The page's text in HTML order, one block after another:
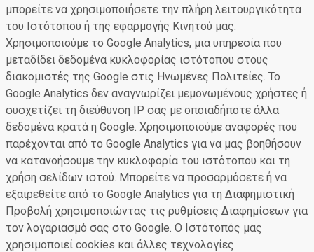
μπορείτε να χρησιμοποιήσετε την πλήρη λειτουργικότητα
του Ιστότοπου ή της εφαρμογής Κινητού μας.
Χρησιμοποιούμε το Google Analytics, μια υπηρεσία που
μεταδίδει δεδομένα κυκλοφορίας ιστότοπου στους
διακομιστές της Google στις Ηνωμένες Πολιτείες. Το
Google Analytics δεν αναγνωρίζει μεμονωμένους χρήστες ή
συσχετίζει τη διεύθυνση IP σας με οποιαδήποτε άλλα
δεδομένα κρατά η Google. Χρησιμοποιούμε αναφορές που
παρέχονται από το Google Analytics για να μας βοηθήσουν
να κατανοήσουμε την κυκλοφορία του ιστότοπου και τη
χρήση σελίδων ιστού. Μπορείτε να προσαρμόσετε ή να
εξαιρεθείτε από το Google Analytics για τη Διαφημιστική
Προβολή χρησιμοποιώντας τις ρυθμίσεις Διαφημίσεων για
τον λογαριασμό σας στο Google. Ο Ιστότοπός μας
χρησιμοποιεί cookies και άλλες τεχνολογίες